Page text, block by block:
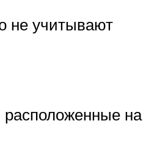
не учитывают
расположенные на